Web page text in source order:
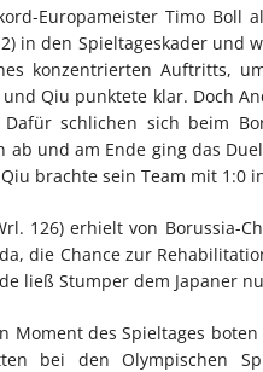
Europameister Timo Boll
in den Spieltageskader und
konzentrierten Auftritts,
Qiu punktete klar. Doch
schlichen sich beim
ab und am Ende ging das
brachte sein Team mit 1:0
126) erhielt von Borussia-
die Chance zur
ließ Stumper dem Japaner
Moment des Spieltages
bei den Olympischen